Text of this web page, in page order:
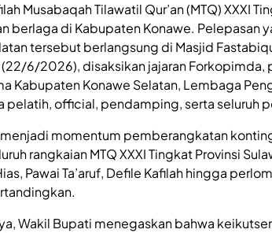
Musabaqah Tilawatil Qur’an (MTQ) XXXI
berlaga di Kabupaten Konawe. Pelepasan
tersebut berlangsung di Masjid
6/2026), disaksikan jajaran Forkopimda,
Kabupaten Konawe Selatan, Lembaga
pelatih, official, pendamping, serta seluruh
momentum pemberangkatan
rangkaian MTQ XXXI Tingkat Provinsi
Pawai Ta’aruf, Defile Kafilah hingga
Wakil Bupati menegaskan bahwa